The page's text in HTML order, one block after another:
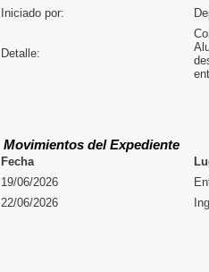
Iniciado por:
Detalle:
Movimientos del Expediente
Fecha
19/06/2026
22/06/2026